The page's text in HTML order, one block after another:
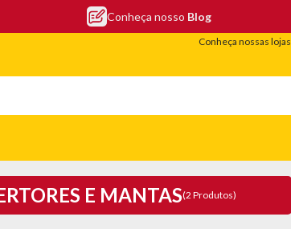
Conheça nosso Blog
Conheça nossas lojas
E MANTAS(2 Produtos)